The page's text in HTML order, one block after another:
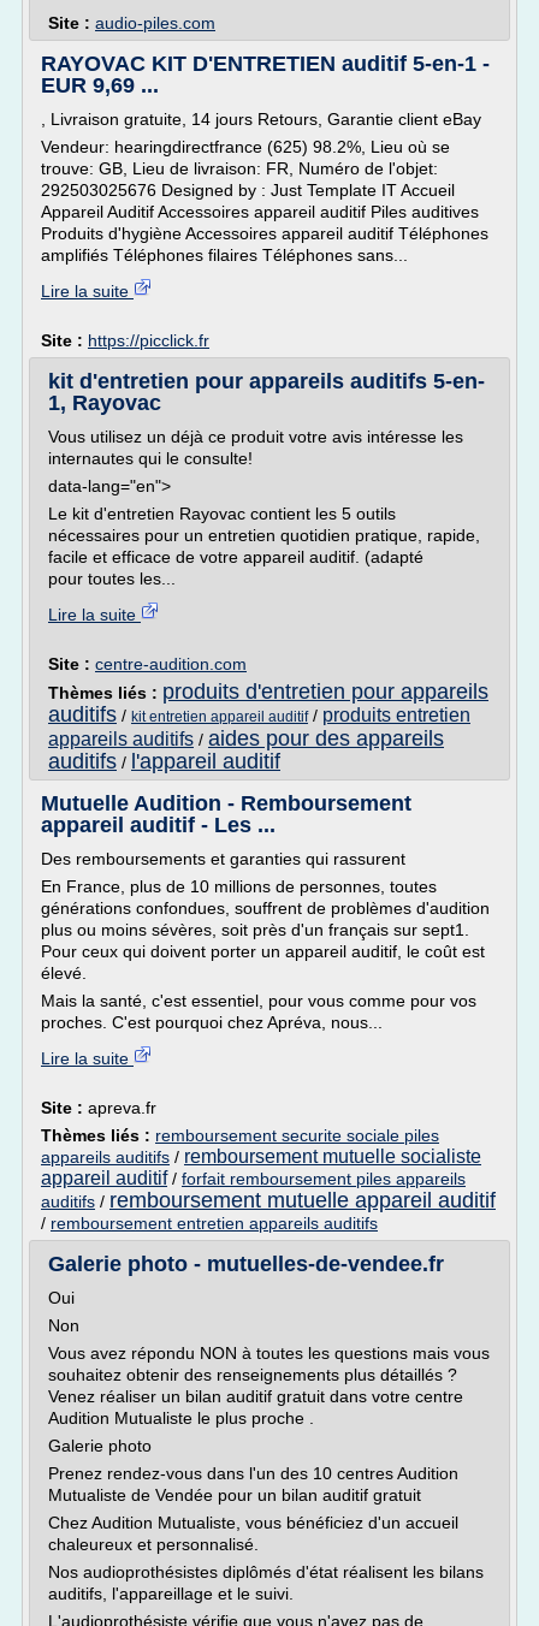
Site : audio-piles.com
RAYOVAC KIT D'ENTRETIEN auditif 5-en-1 -
EUR 9,69 ...
, Livraison gratuite, 14 jours Retours, Garantie client eBay
Vendeur: hearingdirectfrance (625) 98.2%, Lieu où se
trouve: GB, Lieu de livraison: FR, Numéro de l'objet:
292503025676 Designed by : Just Template IT Accueil
Appareil Auditif Accessoires appareil auditif Piles auditives
Produits d'hygiène Accessoires appareil auditif Téléphones
amplifiés Téléphones filaires Téléphones sans...
Lire la suite
Site : https://picclick.fr
kit d'entretien pour appareils auditifs 5-en-
1, Rayovac
Vous utilisez un déjà ce produit votre avis intéresse les
internautes qui le consulte!
data-lang="en">
Le kit d'entretien Rayovac contient les 5 outils
nécessaires pour un entretien quotidien pratique, rapide,
facile et efficace de votre appareil auditif. (adapté
pour toutes les...
Lire la suite
Site : centre-audition.com
Thèmes liés : produits d'entretien pour appareils
auditifs / kit entretien appareil auditif/ produits entretien
appareils auditifs / aides pour des appareils
auditifs / l'appareil auditif
Mutuelle Audition - Remboursement
appareil auditif - Les ...
Des remboursements et garanties qui rassurent
En France, plus de 10 millions de personnes, toutes
générations confondues, souffrent de problèmes d'audition
plus ou moins sévères, soit près d'un français sur sept1.
Pour ceux qui doivent porter un appareil auditif, le coût est
élevé.
Mais la santé, c'est essentiel, pour vous comme pour vos
proches. C'est pourquoi chez Apréva, nous...
Lire la suite
Site : apreva.fr
Thèmes liés : remboursement securite sociale piles
appareils auditifs / remboursement mutuelle socialiste
appareil auditif/ forfait remboursement piles appareils
auditifs / remboursement mutuelle appareil auditif
/ remboursement entretien appareils auditifs
Galerie photo - mutuelles-de-vendee.fr
Oui
Non
Vous avez répondu NON à toutes les questions mais vous
souhaitez obtenir des renseignements plus détaillés ?
Venez réaliser un bilan auditif gratuit dans votre centre
Audition Mutualiste le plus proche .
Galerie photo
Prenez rendez-vous dans l'un des 10 centres Audition
Mutualiste de Vendée pour un bilan auditif gratuit
Chez Audition Mutualiste, vous bénéficiez d'un accueil
chaleureux et personnalisé.
Nos audioprothésistes diplômés d'état réalisent les bilans
auditifs, l'appareillage et le suivi.
L'audioprothésiste vérifie que vous n'avez pas de